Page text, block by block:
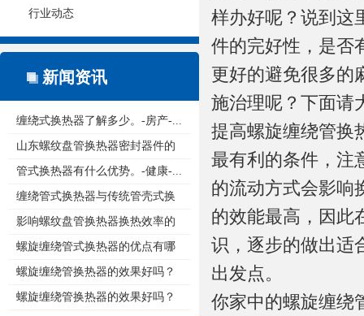
行业动态
新闻资讯
缠绕式换热器了解多少。-房产-...
山东螺纹盘管换热器密封器件的
重...
管式换热器有什么优势。-健康-...
缠绕管式换热器与传统管壳式换
热...
影响螺纹盘管换热器换热效率的
原...
螺旋缠绕管式换热器的优点有哪
些...
螺旋缠绕管换热器的效果好吗？
螺旋缠绕管换热器的效果好吗？
样办好呢？说到这
件的完好性，是否
更好的避免很多的
施治理呢？下面请
提高螺旋缠绕管换
最有利的条件，注
的流动方式会影响
的效能最高，因此
识，逐步的做出适
出发点。
你家中的螺旋缠绕